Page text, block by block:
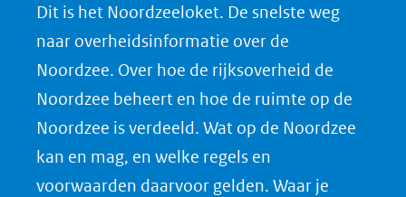
o
p
F
a
c
e
b
o
p
L
i
n
k
e
o
p
X
(opent
in
nieuw
venster)
o
a
d
P
D
F
Dit is het Noordzeeloket. De snelste weg
naar overheidsinformatie over de
Noordzee. Over hoe de rijksoverheid de
Noordzee beheert en hoe de ruimte op de
Noordzee is verdeeld. Wat op de Noordzee
kan en mag, en welke regels en
voorwaarden daarvoor gelden. Waar je